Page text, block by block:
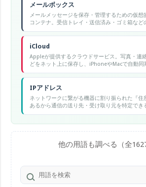
メールボックス
メールメッセージを保存・管理するための仮想
コンテナ。受信トレイ・送信済み・ゴミ箱など
クスのほか、ユーザーが自作したカスタムメー
ます。Macのメールアプリでは「メールボック
を解消できます。
iCloud
Appleが提供するクラウドサービス。写真・連
どをネット上に保存し、iPhoneやMacで自動同
IPアドレス
ネットワークに繋がる機器に割り振られた『住
あるから通信の送り先・受け取り元を特定でき
他の用語も調べる（全1627